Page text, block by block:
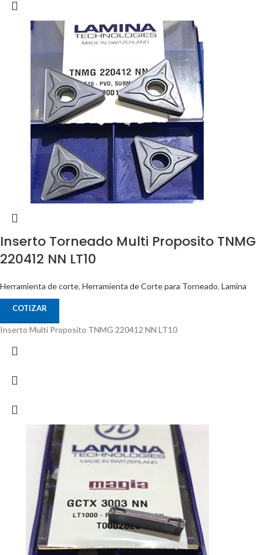
Inserto Torneado Multi Proposito TNMG
220412 NN LT10
Herramienta de corte, Herramienta de Corte para Torneado, Lamina
COTIZAR
Inserto Multi Proposito TNMG 220412 NN LT10